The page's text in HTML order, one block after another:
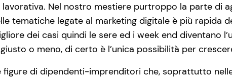
Nel nostro mestiere purtroppo la parte di
tematiche legate al marketing digitale è più rapida
dei casi quindi le sere ed i week end diventano
o meno, di certo è l’unica possibilità per
figure di dipendenti-imprenditori che, soprattutto